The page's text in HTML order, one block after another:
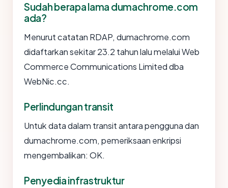
Sudah berapa lama dumachrome.com
ada?
Menurut catatan RDAP, dumachrome.com
didaftarkan sekitar 23.2 tahun lalu melalui Web
Commerce Communications Limited dba
WebNic.cc.
Perlindungan transit
Untuk data dalam transit antara pengguna dan
dumachrome.com, pemeriksaan enkripsi
mengembalikan: OK.
Penyedia infrastruktur